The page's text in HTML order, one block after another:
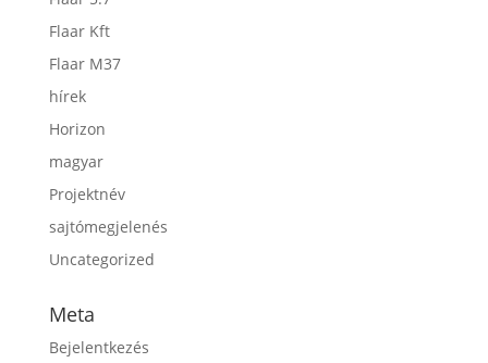
Flaar Kft
Flaar M37
hírek
Horizon
magyar
Projektnév
sajtómegjelenés
Uncategorized
Meta
Bejelentkezés